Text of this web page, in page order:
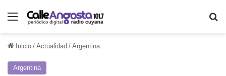
Menú
Inicio / Actualidad / Argentina
Argentina